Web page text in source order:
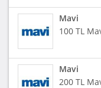
Mavi
100 TL
Mavi
200 TL